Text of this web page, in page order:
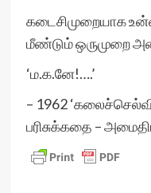
கடைசிமுறையாக
மீண்டும் ஒருமுறை
‘ம.க.னே!….’
– 1962
பரிசுக்கதை –